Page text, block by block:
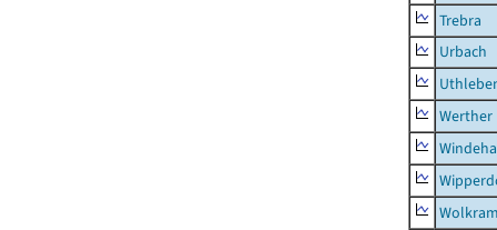
Trebra
Urbach
Werther